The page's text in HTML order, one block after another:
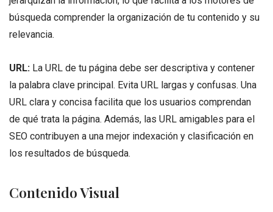
búsqueda comprender la organización de tu contenido y su
relevancia.
URL: La URL de tu página debe ser descriptiva y contener
la palabra clave principal. Evita URL largas y confusas. Una
URL clara y concisa facilita que los usuarios comprendan
de qué trata la página. Además, las URL amigables para el
SEO contribuyen a una mejor indexación y clasificación en
los resultados de búsqueda.
Contenido Visual